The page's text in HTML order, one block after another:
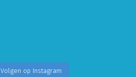
Volgen op Instagram